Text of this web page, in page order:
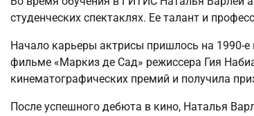
студенческих спектаклях. Ее талант и
Начало карьеры актрисы пришлось на 1990-е
фильме «Маркиз де Сад» режиссера Гия
кинематографических премий и получила
После успешного дебюта в кино, Наталья